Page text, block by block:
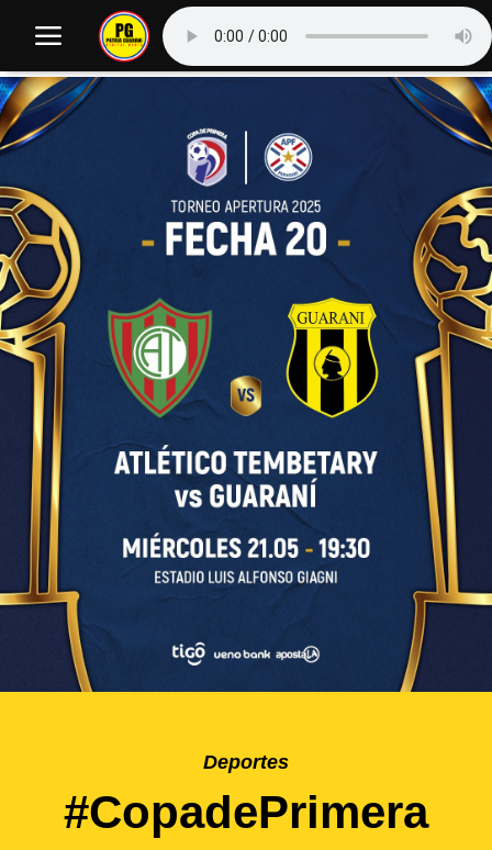
Deportes
#CopadePrimera